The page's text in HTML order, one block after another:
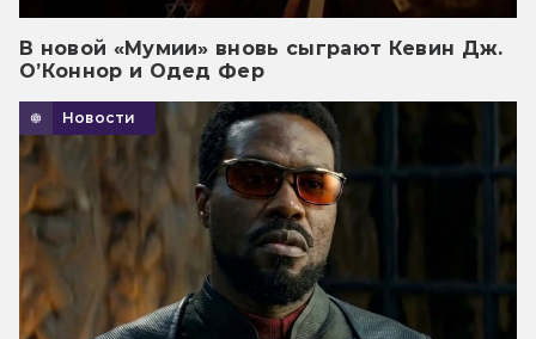
В новой «Мумии» вновь сыграют Кевин Дж.
О’Коннор и Одед Фер
Новости